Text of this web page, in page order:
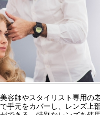
容師やスタイリスト専用の老
手元をカバーし、レンズ上